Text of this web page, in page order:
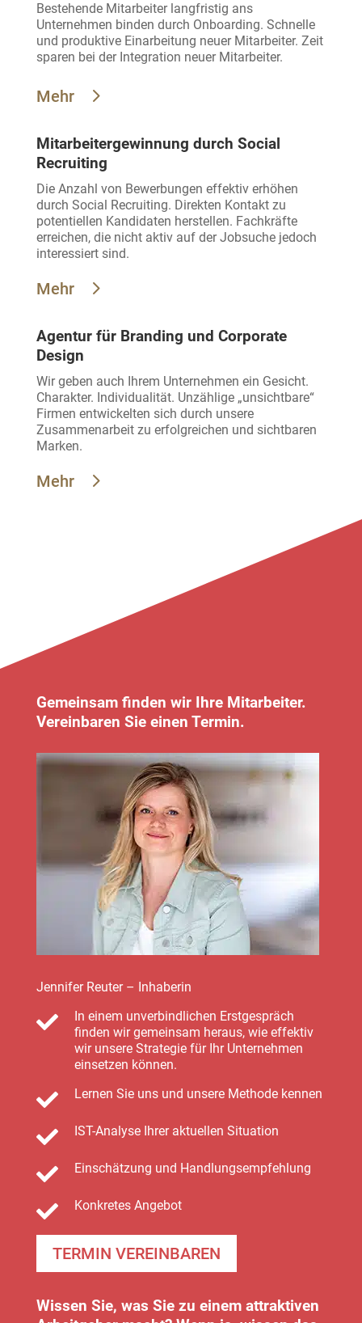
Bestehende Mitarbeiter langfristig ans
Unternehmen binden durch Onboarding. Schnelle
und produktive Einarbeitung neuer Mitarbeiter. Zeit
sparen bei der Integration neuer Mitarbeiter.
Mehr
Mitarbeitergewinnung durch Social
Recruiting
Die Anzahl von Bewerbungen effektiv erhöhen
durch Social Recruiting. Direkten Kontakt zu
potentiellen Kandidaten herstellen. Fachkräfte
erreichen, die nicht aktiv auf der Jobsuche jedoch
interessiert sind.
Mehr
Agentur für Branding und Corporate
Design
Wir geben auch Ihrem Unternehmen ein Gesicht.
Charakter. Individualität. Unzählige „unsichtbare“
Firmen entwickelten sich durch unsere
Zusammenarbeit zu erfolgreichen und sichtbaren
Marken.
Mehr
Gemeinsam finden wir Ihre Mitarbeiter.
Vereinbaren Sie einen Termin.
Jennifer Reuter – Inhaberin

In einem unverbindlichen Erstgespräch
finden wir gemeinsam heraus, wie effektiv
wir unsere Strategie für Ihr Unternehmen
einsetzen können.
 Lernen Sie uns und unsere Methode kennen
 IST-Analyse Ihrer aktuellen Situation
 Einschätzung und Handlungsempfehlung
 Konkretes Angebot
TERMIN VEREINBAREN
Wissen Sie, was Sie zu einem attraktiven